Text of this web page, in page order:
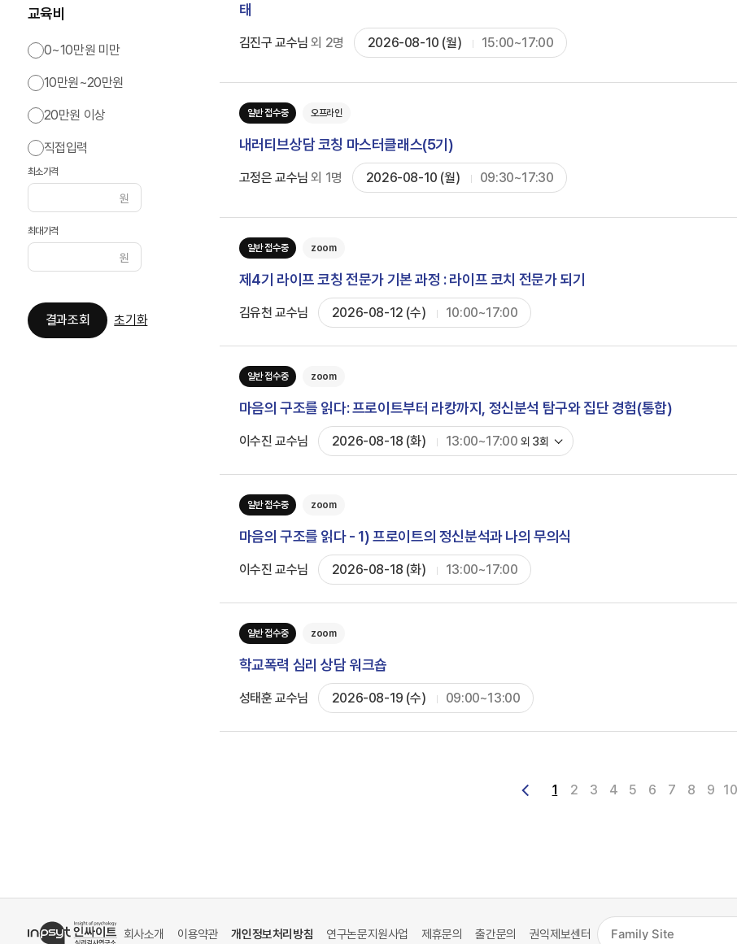
교육비
0~10만원 미만
10만원~20만원
20만원 이상
직접입력
최소가격
원
최대가격
원
결과조회 초기화
태
김진구 교수님외 2명 2026-08-10 (월) 15:00~17:00
일반 접수중 오프라인
내러티브상담 코칭 마스터클래스(5기)
고정은 교수님외 1 명 2026-08-10 (월) 09:30~17:30
일반 접수중 zoom
제4기 라이프 코칭 전문가 기본 과정 : 라이프 코치 전문가 되기
김유천 교수님 2026-08-12 (수) 10:00~17:00
일반 접수중 zoom
마음의 구조를 읽다: 프로이트부터 라캉까지, 정신분석 탐구와 집단 경험(통합)
이수진 교수님 2026-08-18 (화) 13:00~17:00 외 3회
일반 접수중 zoom
마음의 구조를 읽다 - 1) 프로이트의 정신분석과 나의 무의식
이수진 교수님 2026-08-18 (화) 13:00~17:00
일반 접수중 zoom
학교폭력 심리 상담 워크숍
성태훈 교수님 2026-08-19 (수) 09:00~13:00
1 2 3 4 5 6 7 8 9 10
회사소개 이용약관 개인정보처리방침 연구논문지원사업 제휴문의 출간문의 권익제보센터